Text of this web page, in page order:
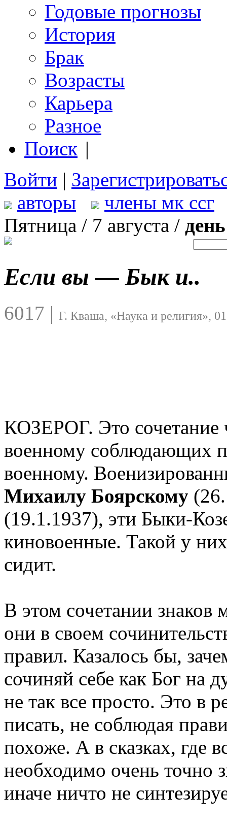
Годовые прогнозы
История
Брак
Возрасты
Карьера
Разное
Поиск |
Войти |
авторы
члены мк ссг
Пятница / 7 августа /
Если вы — Бык и..
6017 | Г. Кваша, «Наука и религия»,
КОЗЕРОГ. Это сочетание
военному соблюдающих
военному.
Михаилу Боярскому
(19.1.1937), эти Быки-
киновоенные. Такой у
сидит.
В этом сочетании знаков
они в своем
правил. Казалось бы,
сочиняй себе как Бог на
не так все просто. Это в
писать, не соблюдая
похоже. А в сказках, где
необходимо очень точно
иначе ничто не